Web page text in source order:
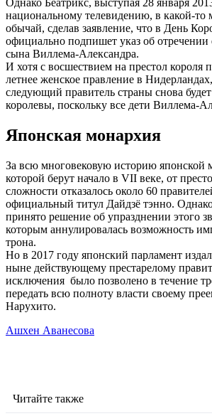
национальному телевидению, в какой-то
обычай, сделав заявление, что в День
официально подпишет указ об отречении
сына Виллема-Александра.
И хотя с восшествием на престол короля
летнее женское правление в
следующий правитель страны снова
королевы, поскольку все дети Виллема-
Японская монархия
За всю многовековую историю японской
которой берут начало в VII веке, от
сложности отказалось около 60
официальный титул Дайдзё тэнно.
принято решение об упразднении этого
которым аннулировалась возможность
трона.
Но в 2017 году японский парламент
ныне действующему престарелому
исключения было позволено в течение
передать всю полноту власти своему
Нарухито.
Ашхен Аванесова
Читайте также